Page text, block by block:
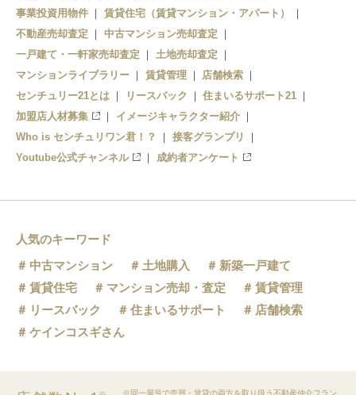
事業投資用物件
賃貸住宅（賃貸マンション・アパート）
不動産売却査定
中古マンション売却査定
一戸建て・一軒家売却査定
土地売却査定
マンションライブラリー
賃貸管理
店舗検索
センチュリー21とは
リースバック
住まいるサポート21
加盟店人材募集
イメージキャラクター紹介
Who is センチュリワン君！？
接客グランプリ
Youtube公式チャンネル
成約者アンケート
人気のキーワード
中古マンション
土地購入
新築一戸建て
賃貸住宅
マンション売却・査定
賃貸管理
リースバック
住まいるサポート
店舗検索
ケインコスギさん
※同一屋号で売買・賃貸の両方を取り扱う不動産仲介フラン